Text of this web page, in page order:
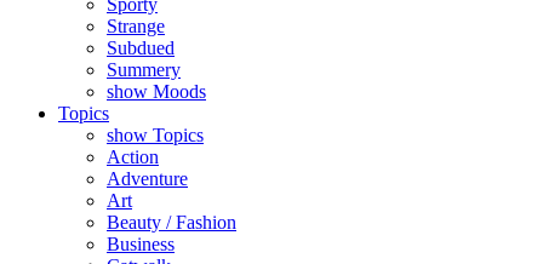
Sporty
Strange
Subdued
Summery
show Moods
Topics
show Topics
Action
Adventure
Art
Beauty / Fashion
Business